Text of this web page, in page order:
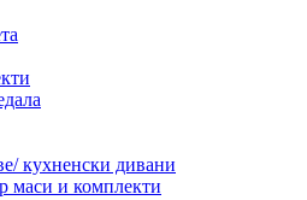
кухненски дивани
маси и комплекти